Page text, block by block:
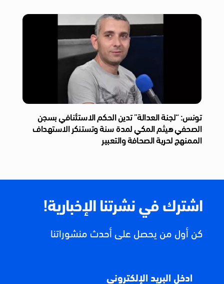
تونس: “لجنة العدالة” تدين الحكم الاستئنافي بسجن
الصحفي هيثم المكي لمدة سنة وتستنكر الاستهداف
الممنهج لحرية الصحافة والتعبير
اشترك في نشرتنا الإخبارية!
كن أول من يحصل على أحدث منشوراتنا
ادخل البريد الإلكتروني